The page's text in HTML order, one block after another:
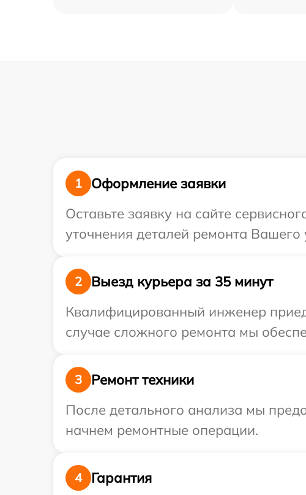
1
Оформление заявки
Оставьте заявку на сайте
уточнения деталей ремонта Вашего
2
Выезд курьера за 35 минут
Квалифицированный инженер
случае сложного ремонта мы
3
Ремонт техники
После детального анализа мы
начнем ремонтные операции.
4
Гарантия